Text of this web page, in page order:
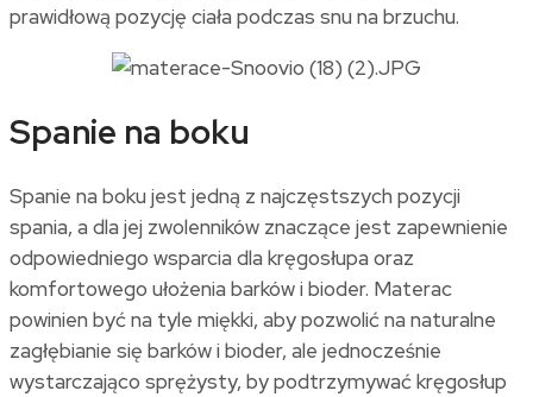
prawidłową pozycję ciała podczas snu na brzuchu.
Spanie na boku
Spanie na boku jest jedną z najczęstszych pozycji
spania, a dla jej zwolenników znaczące jest zapewnienie
odpowiedniego wsparcia dla kręgosłupa oraz
komfortowego ułożenia barków i bioder. Materac
powinien być na tyle miękki, aby pozwolić na naturalne
zagłębianie się barków i bioder, ale jednocześnie
wystarczająco sprężysty, by podtrzymywać kręgosłup